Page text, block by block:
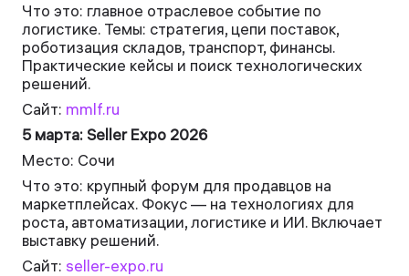
Что это: главное отраслевое событие по
логистике. Темы: стратегия, цепи поставок,
роботизация складов, транспорт, финансы.
Практические кейсы и поиск технологических
решений.
Сайт: mmlf.ru
5 марта: Seller Expo 2026
Место: Сочи
Что это: крупный форум для продавцов на
маркетплейсах. Фокус — на технологиях для
роста, автоматизации, логистике и ИИ. Включает
выставку решений.
Сайт: seller-expo.ru